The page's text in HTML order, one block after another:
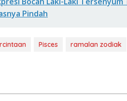
Pindah
Pisces ramalan zodiak